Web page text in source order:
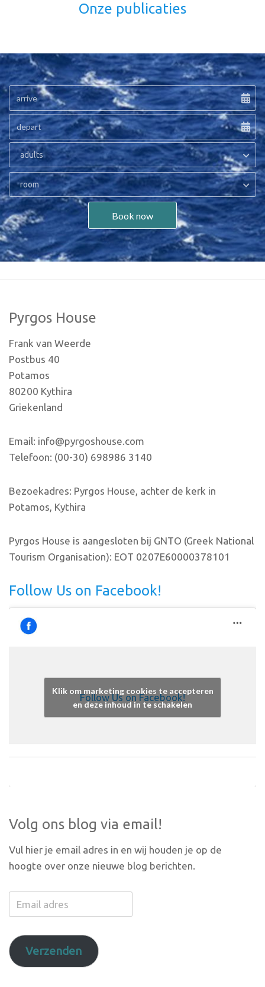
Onze publicaties
adults
room
Book now
Pyrgos House
Frank van Weerde
Postbus 40
Potamos
80200 Kythira
Griekenland
Email: info@pyrgoshouse.com
Telefoon: (00-30) 698986 3140
Bezoekadres: Pyrgos House, achter de kerk in
Potamos, Kythira
Pyrgos House is aangesloten bij GNTO (Greek National
Tourism Organisation): EOT 0207E60000378101
Follow Us on Facebook!
Follow Us on Facebook!
Klik om marketing cookies te accepteren
en deze inhoud in te schakelen
Volg ons blog via email!
Vul hier je email adres in en wij houden je op de
hoogte over onze nieuwe blog berichten.
Email
adres
Verzenden